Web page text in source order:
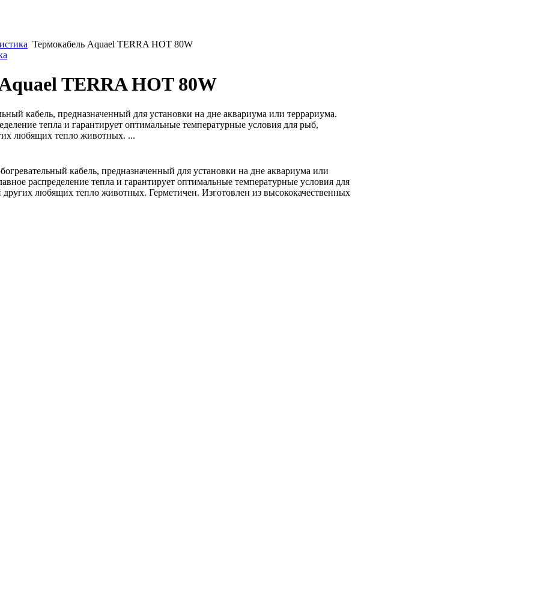
Термокабель Aquael TERRA HOT 80W
TERRA HOT 80W
кабель, предназначенный для установки на дне аквариума или террариума.
тепла и гарантирует оптимальные температурные условия для рыб,
любящих тепло животных. ...
кабель, предназначенный для установки на дне аквариума или
распределение тепла и гарантирует оптимальные температурные условия для
любящих тепло животных. Герметичен. Изготовлен из высококачественных